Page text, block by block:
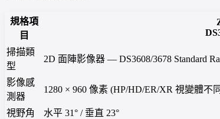
規格項
目
掃描類
型
2D 面陣影像器 — DS3608/3678 Standard
影像感
測器
1280 × 960 像素 (HP/HD/ER/XR 視變體不
視野角 水平 31° / 垂直 23°